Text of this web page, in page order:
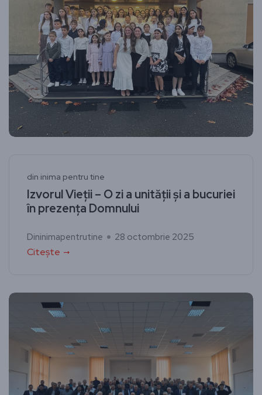
din inima pentru tine
Izvorul Vieții – O zi a unității și a bucuriei
în prezența Domnului
Dininimapentrutine 28 octombrie 2025
Citește